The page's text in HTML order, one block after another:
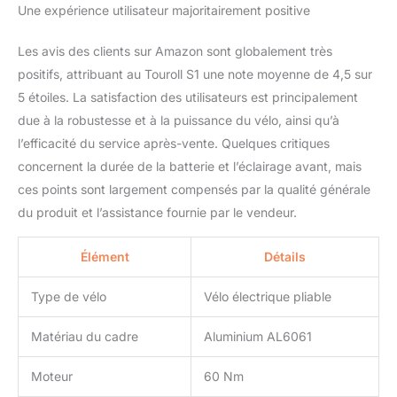
vous rendre au travail ?
Le porte-bagages arrière
faisant de lui votre
meilleur partenaire pour
les sacs de livraison
lourds, les courses ou
Du "Partenaire de
Livraison" à
"l'Explorateur Urbain", ce
vélo électrique s'adapte à
renforcée】Votre sécurité
de ville S2 est équipé de
phares certifiés StVZO
UE, assurant une
visibilité parfaite sans
éblouir les usagers
Une expérience utilisateur majoritairement positive
Les avis des clients sur Amazon sont globalement très
positifs, attribuant au Touroll S1 une note moyenne de 4,5 sur
5 étoiles. La satisfaction des utilisateurs est principalement
due à la robustesse et à la puissance du vélo, ainsi qu’à
l’efficacité du service après-vente. Quelques critiques
concernent la durée de la batterie et l’éclairage avant, mais
ces points sont largement compensés par la qualité générale
du produit et l’assistance fournie par le vendeur.
Élément Détails
Type de vélo Vélo électrique pliable
Matériau du cadre Aluminium AL6061
Moteur 60 Nm